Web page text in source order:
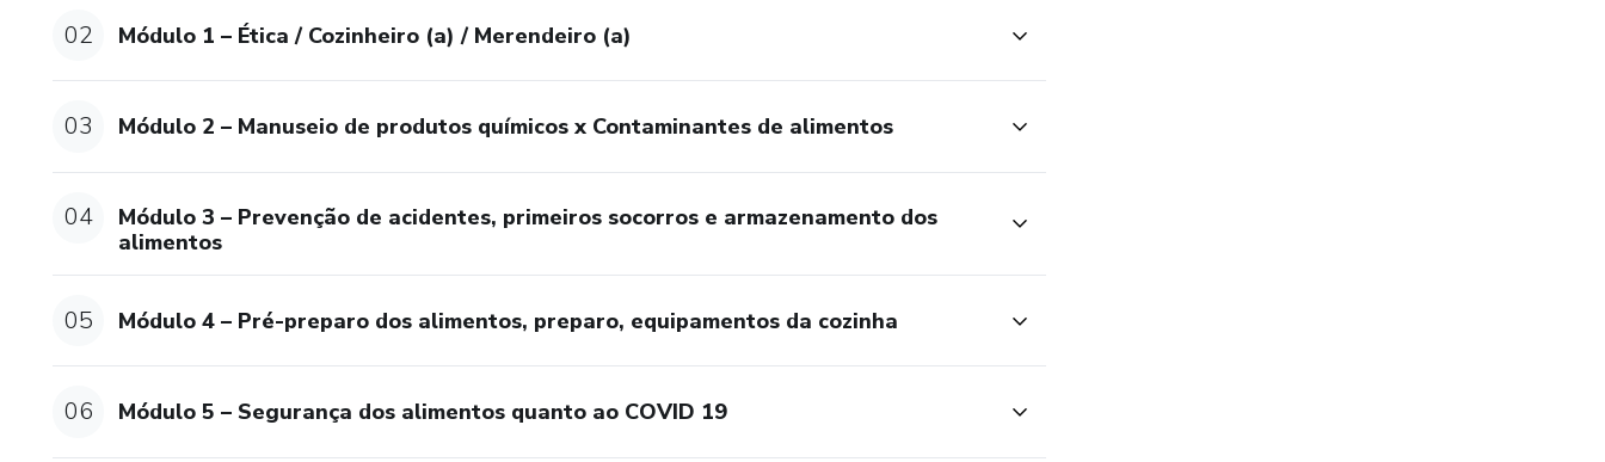
02 Módulo 1 – Ética / Cozinheiro (a) / Merendeiro (a)
03 Módulo 2 – Manuseio de produtos químicos x Contaminantes de alimentos
04
Módulo 3 – Prevenção de acidentes, primeiros socorros e armazenamento dos
alimentos
05 Módulo 4 – Pré-preparo dos alimentos, preparo, equipamentos da cozinha
06 Módulo 5 – Segurança dos alimentos quanto ao COVID 19